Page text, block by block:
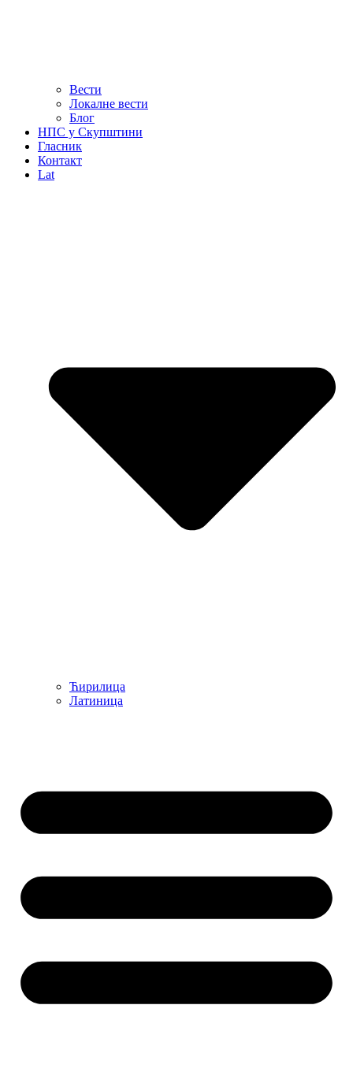
Вести
Локалне вести
Блог
НПС у Скупштини
Гласник
Контакт
Lat
Ћирилица
Латиница